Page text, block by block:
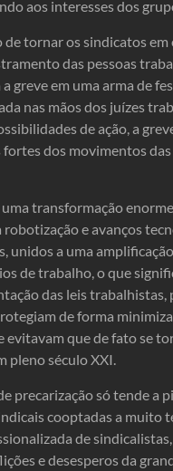
aos interesses dos
de tornar os sindicatos em
das pessoas
greve em uma arma de
nas mãos dos juízes
de ação, a
fortes dos movimentos das
transformação
robotização e avanços
unidos a uma
de trabalho, o que
das leis
de forma
evitavam que de fato se
pleno século XXI.
precarização só tende a
cooptadas a muito
de
e desesperos da